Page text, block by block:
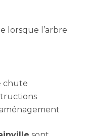
lorsque l’arbre
chute